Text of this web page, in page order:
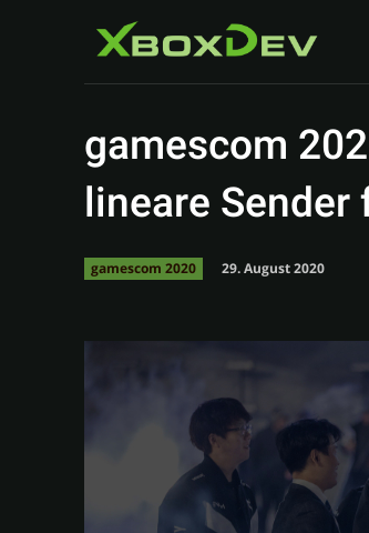
gamescom
lineare
gamescom 2020 29. August 2020